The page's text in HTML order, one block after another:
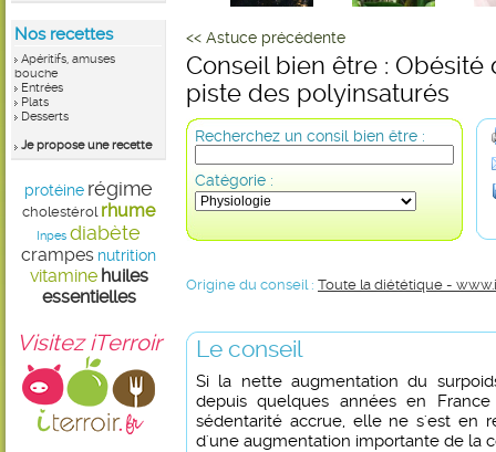
Nos recettes
Apéritifs, amuses
bouche
Entrées
Plats
Desserts
Je propose une recette
protéine régime
cholestérol rhume
Inpes diabète
crampes nutrition
vitamine huiles
essentielles
Visitez iTerroir
<< Astuce précédente
Conseil bien être : Obésité
piste des polyinsaturés
Recherchez un consil bien être :
Catégorie :
Origine du conseil : Toute la diététique -
Le conseil
Si la nette augmentation du
depuis quelques années en
sédentarité accrue, elle ne s'est en
d'une augmentation importante de la